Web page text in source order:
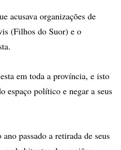
acusava organizações de
(Filhos do Suor) e o
em toda a província, e isto
espaço político e negar a seus
passado a retirada de seus